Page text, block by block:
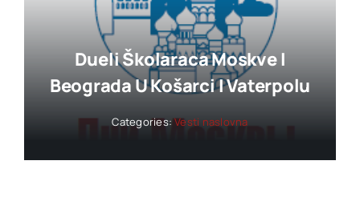
Dueli Školaraca Moskve I
Beograda U Košarci I Vaterpolu
Categories:Vesti naslovna